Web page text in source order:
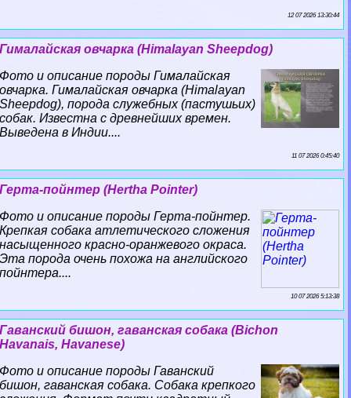
12 07 2026 13:30:44
Гималайская овчарка (Himalayan Sheepdog)
Фото и описание породы Гималайская
овчарка. Гималайская овчарка (Himalayan
Sheepdog), порода служебных (пастушьих)
собак. Известна с древнейших времен.
Выведена в Индии....
11 07 2026 0:45:40
Герта-пойнтер (Hertha Pointer)
Фото и описание породы Герта-пойнтер.
Крепкая собака атлетического сложения
насыщенного красно-оранжевого окраса.
Эта порода очень похожа на английского
пойнтера....
10 07 2026 5:13:38
Гаванский бишон, гаванская собака (Bichon
Havanais, Havanese)
Фото и описание породы Гаванский
бишон, гаванская собака. Собака крепкого